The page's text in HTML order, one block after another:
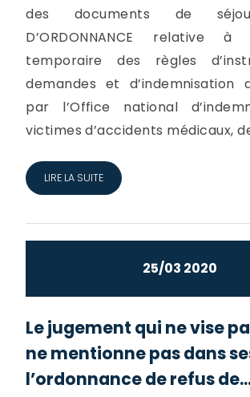
des documents de
D’ORDONNANCE relative à
temporaire des règles
demandes et d’indemnisation
par l’Office national
victimes d’accidents médicaux,
LIRE LA SUITE
25/03 2020
Le jugement qui ne vise
ne mentionne pas dans
l’ordonnance de refus